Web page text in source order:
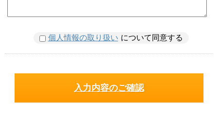
個人情報の取り扱い について同意する